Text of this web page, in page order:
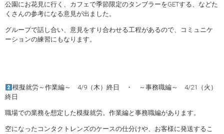
公園にお花見に行く、カフェで季節限定のタンブラーをGETする、などた
くさんの参考になる意見が出ました。
グループで話し合い、意見をすり合わせる工程があるので、コミュニケ
ーションの練習にもなります。
模擬就労～作業編～ 4/9（木）終日 ・ ～事務職編～ 4/21（火）
終日
職場での業務を想定した模擬就労。作業編と事務職編があります。
空になったコンタクトレンズのケースの仕分けや、お客様に発送するこ